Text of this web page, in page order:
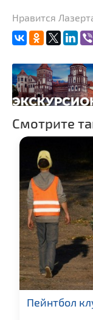
Нравится
Смотрите
Пейнтбол